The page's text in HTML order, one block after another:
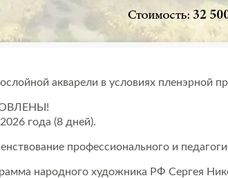
акварели в условиях пленэрной
года (8 дней).
профессионального и
народного художника РФ Сергея